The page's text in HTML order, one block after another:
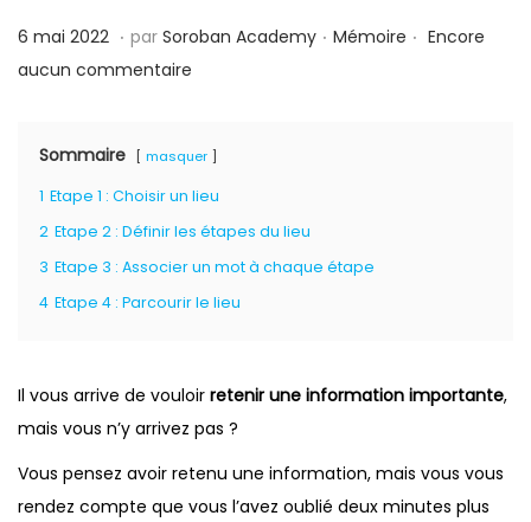
P
u
6 mai 2022
5
i
2
0
2
2
. par Soroban Academy . P
a
Mémoire . Encore
aucun commentaire
Sommaire masquer
1 Etape 1 : Choisir un lieu
2 Etape 2 : Définir les étapes du lieu
3 Etape 3 : Associer un mot à chaque étape
4 Etape 4 : Parcourir le lieu
Il vous arrive de vouloir retenir une information importante,
mais vous n’y arrivez pas ?
Vous pensez avoir retenu une information, mais vous vous
rendez compte que vous l’avez oublié deux minutes plus